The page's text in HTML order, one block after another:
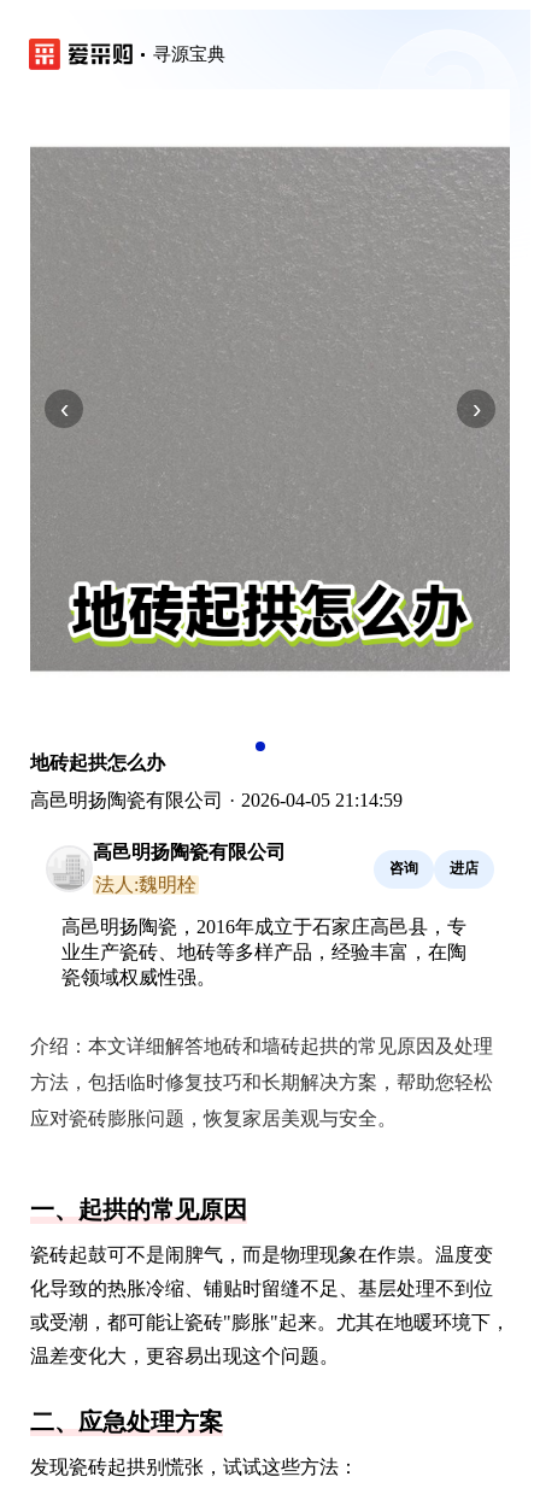
寻源宝典
‹ ›
地砖起拱怎么办
高邑明扬陶瓷有限公司 · 2026-04-05 21:14:59
高邑明扬陶瓷有限公司
法人:魏明栓
咨询 进店
高邑明扬陶瓷，2016年成立于石家庄高邑县，专
业生产瓷砖、地砖等多样产品，经验丰富，在陶
瓷领域权威性强。
介绍： 本文详细解答地砖和墙砖起拱的常见原因及处理
方法，包括临时修复技巧和长期解决方案，帮助您轻松
应对瓷砖膨胀问题，恢复家居美观与安全。
一、起拱的常见原因
瓷砖起鼓可不是闹脾气，而是物理现象在作祟。温度变
化导致的热胀冷缩、铺贴时留缝不足、基层处理不到位
或受潮，都可能让瓷砖"膨胀"起来。尤其在地暖环境下，
温差变化大，更容易出现这个问题。
二、应急处理方案
发现瓷砖起拱别慌张，试试这些方法：